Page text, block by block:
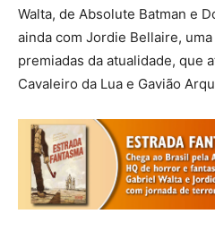
Walta, de Absolute Batman e
ainda com Jordie Bellaire,
premiadas da atualidade, que
Cavaleiro da Lua e Gavião